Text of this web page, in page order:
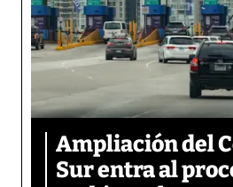
Ampliación del
Sur entra al